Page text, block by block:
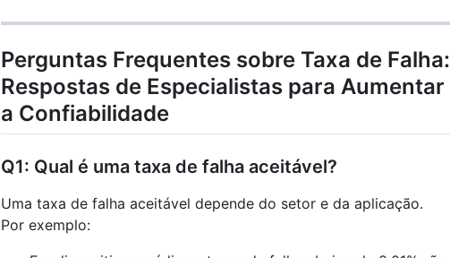
Perguntas Frequentes sobre Taxa de Falha:
Respostas de Especialistas para Aumentar
a Confiabilidade
Q1: Qual é uma taxa de falha aceitável?
Uma taxa de falha aceitável depende do setor e da aplicação.
Por exemplo: